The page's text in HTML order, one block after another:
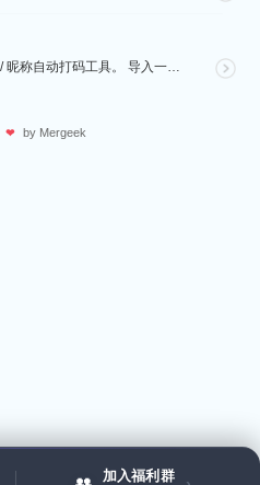
加入福利群
自定义超准确的 AI 头像 / 昵称自动打码工具。 导入一张微信聊天截图，或者抖音/小红书/微博评论...
❤ by Mergeek